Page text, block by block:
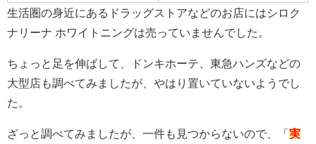
生活圏の身近にあるドラッグストアなどのお店にはシロク
ナリーナ ホワイトニングは売っていませんでした。
ちょっと足を伸ばして、ドンキホーテ、東急ハンズなどの
大型店も調べてみましたが、やはり置いていないようでし
た。
ざっと調べてみましたが、一件も見つからないので、「 実